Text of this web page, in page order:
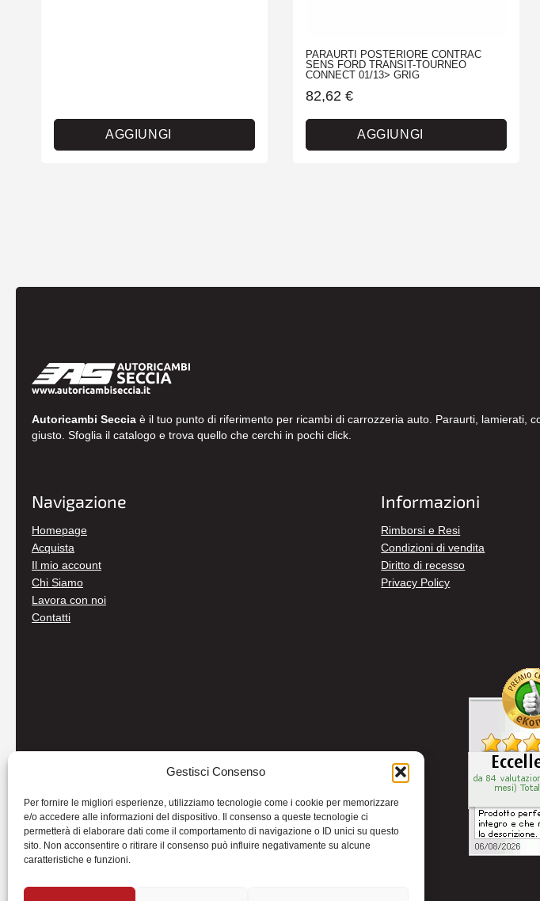
Gestisci Consenso
Per fornire le migliori esperienze, utilizziamo tecnologie come i cookie per memorizzare
e/o accedere alle informazioni del dispositivo. Il consenso a queste tecnologie ci
permetterà di elaborare dati come il comportamento di navigazione o ID unici su questo
sito. Non acconsentire o ritirare il consenso può influire negativamente su alcune
caratteristiche e funzioni.
AGGIUNGI
PARAURTI POSTERIORE CONTRAC
SENS FORD TRANSIT-TOURNEO
CONNECT 01/13> GRIG
82,62 €
AGGIUNGI
Autoricambi Seccia è il tuo punto di riferimento per ricambi di carrozzeria auto. Paraurti, lamierati,
giusto. Sfoglia il catalogo e trova quello che cerchi in pochi click.
Navigazione
Homepage
Acquista
Il mio account
Chi Siamo
Lavora con noi
Contatti
Informazioni
Rimborsi e Resi
Condizioni di vendita
Diritto di recesso
Privacy Policy